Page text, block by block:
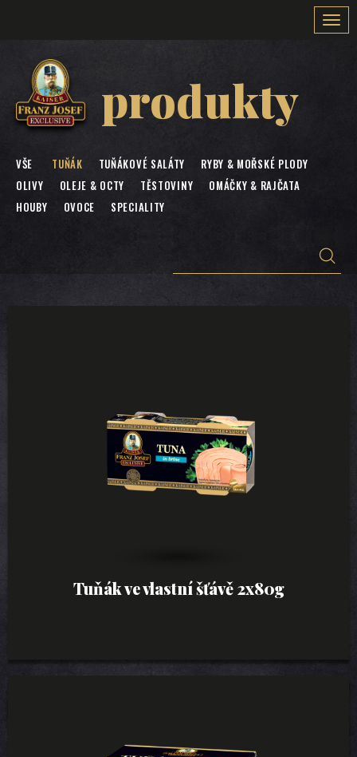
produkty
VŠE TUŇÁK TUŇÁKOVÉ SALÁTY
RYBY & MOŘSKÉ PLODY
OLIVY
OLEJE & OCTY TĚSTOVINY
OMÁČKY & RAJČATA
HOUBY
OVOCE SPECIALITY
Tuňák ve vlastní šťávě 2x80g